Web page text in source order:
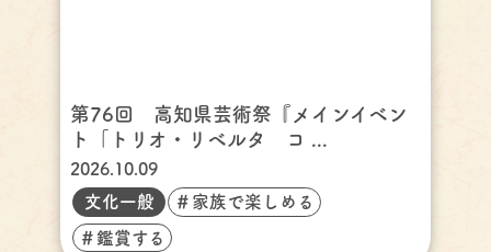
第76回 高知県芸術祭『メインイベン
ト「トリオ・リベルタ コ ...
2026.10.09
文化一般
＃家族で楽しめる
＃鑑賞する